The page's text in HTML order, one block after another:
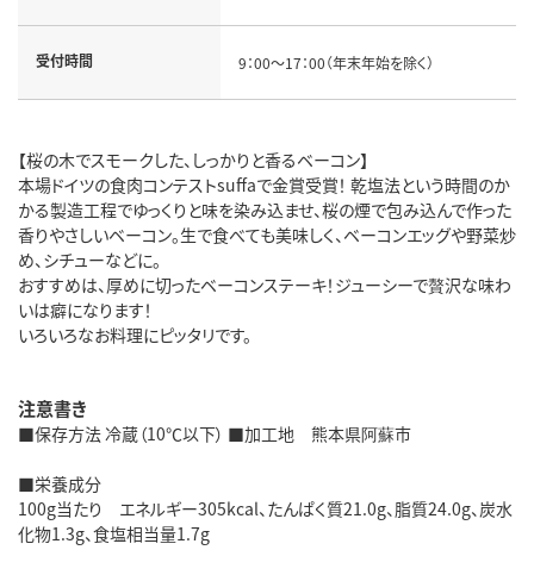
受付時間 9：00～17：00（年末年始を除く）
【桜の木でスモークした、しっかりと香るベーコン】
本場ドイツの食肉コンテストsuffaで金賞受賞！ 乾塩法という時間のか
かる製造工程でゆっくりと味を染み込ませ、桜の煙で包み込んで作った
香りやさしいベーコン。生で食べても美味しく、ベーコンエッグや野菜炒
め、シチューなどに。
おすすめは、厚めに切ったベーコンステーキ！ジューシーで贅沢な味わ
いは癖になります！
いろいろなお料理にピッタリです。
注意書き
■保存方法 冷蔵（10℃以下） ■加工地 熊本県阿蘇市
■栄養成分
100g当たり エネルギー305kcal、たんぱく質21.0g、脂質24.0g、炭水
化物1.3g、食塩相当量1.7g